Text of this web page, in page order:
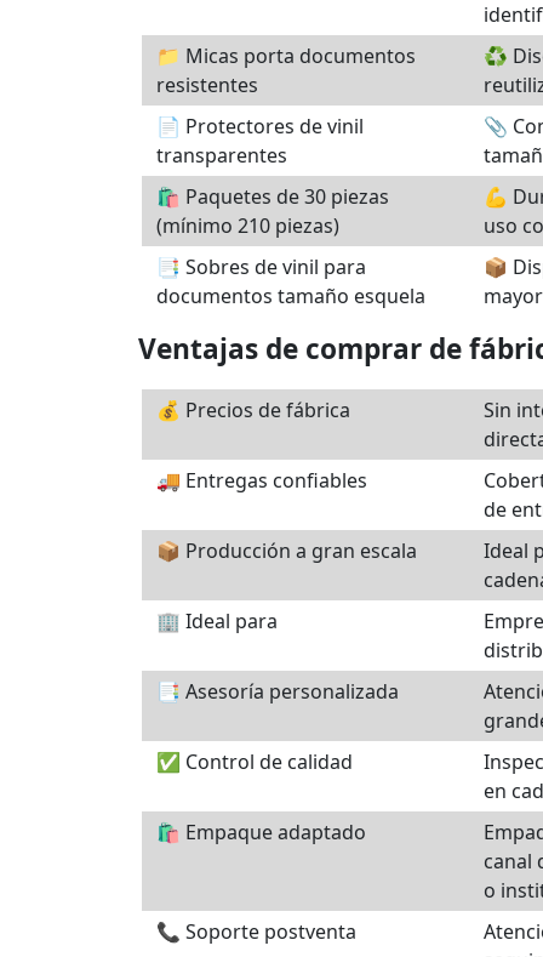
📁 Micas porta documentos
resistentes
♻️
📄 Protectores de vinil
transparentes
📎
🛍️ Paquetes de 30 piezas
(mínimo 210 piezas)
💪
uso
📑 Sobres de vinil para
documentos tamaño esquela
📦
Ventajas de comprar de
💰 Precios de fábrica
Sin
🚚 Entregas confiables
de
📦 Producción a gran escala
Ideal
🏢 Ideal para
📑 Asesoría personalizada
✅ Control de calidad
en
🛍️ Empaque adaptado
canal
o
📞 Soporte postventa